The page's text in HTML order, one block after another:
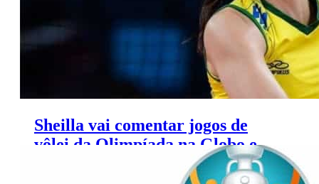
Sheilla vai comentar jogos de
vôlei da Olimpíada na Globo e
SporTV; ‘frio na barriga’